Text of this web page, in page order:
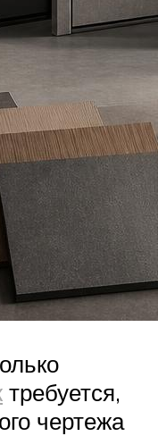
требуется,
чертежа